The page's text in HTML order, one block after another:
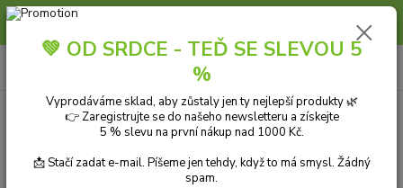
Slunce, koupání a horko dávají vlasům zabrat. Dopřejte jim šetrnou péči s
CZK
💚 OD SRDCE - TEĎ SE SLEVOU 5
%
Vyprodáváme sklad, aby zůstaly jen ty nejlepší produkty 🌿
👉 Zaregistrujte se do našeho newsletteru a získejte
5 % slevu na první nákup nad 1000 Kč.
📩 Stačí zadat e-mail. Píšeme jen tehdy, když to má smysl. Žádný
spam.